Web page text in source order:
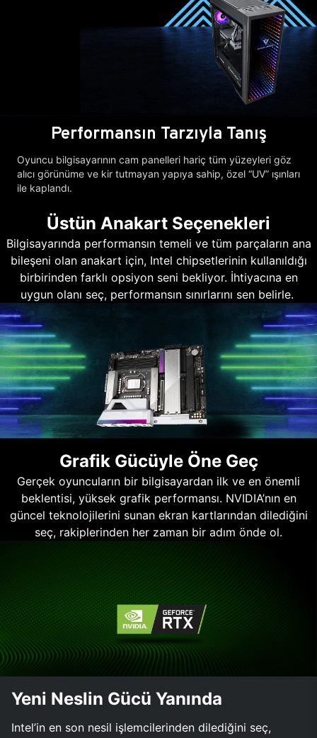
Performansın Tarzıyla Tanış
Oyuncu bilgisayarının cam panelleri hariç tüm yüzeyleri göz
alıcı görünüme ve kir tutmayan yapıya sahip, özel “UV” ışınları
ile kaplandı.
Üstün Anakart Seçenekleri
Bilgisayarında performansın temeli ve tüm parçaların ana
bileşeni olan anakart için, Intel chipsetlerinin kullanıldığı
birbirinden farklı opsiyon seni bekliyor. İhtiyacına en
uygun olanı seç, performansın sınırlarını sen belirle.
Grafik Gücüyle Öne Geç
Gerçek oyuncuların bir bilgisayardan ilk ve en önemli
beklentisi, yüksek grafik performansı. NVIDIA’nın en
güncel teknolojilerini sunan ekran kartlarından dilediğini
seç, rakiplerinden her zaman bir adım önde ol.
Yeni Neslin Gücü Yanında
Intel’in en son nesil işlemcilerinden dilediğini seç,